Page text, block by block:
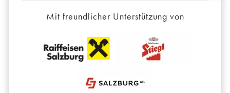
Mit freundlicher Unterstützung von